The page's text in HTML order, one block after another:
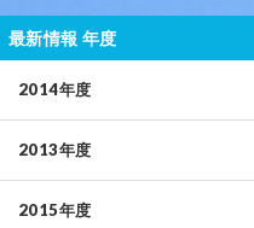
最新情報 年度
2014年度
2013年度
2015年度